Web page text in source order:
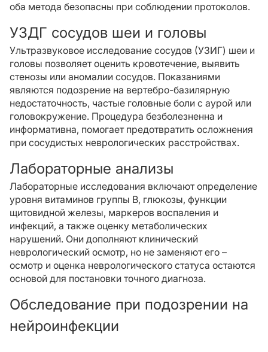
оба метода безопасны при соблюдении протоколов.
УЗДГ сосудов шеи и головы
Ультразвуковое исследование сосудов (УЗИГ) шеи и
головы позволяет оценить кровотечение, выявить
стенозы или аномалии сосудов. Показаниями
являются подозрение на вертебро-базилярную
недостаточность, частые головные боли с аурой или
головокружение. Процедура безболезненна и
информативна, помогает предотвратить осложнения
при сосудистых неврологических расстройствах.
Лабораторные анализы
Лабораторные исследования включают определение
уровня витаминов группы B, глюкозы, функции
щитовидной железы, маркеров воспаления и
инфекций, а также оценку метаболических
нарушений. Они дополняют клинический
неврологический осмотр, но не заменяют его –
осмотр и оценка неврологического статуса остаются
основой для постановки точного диагноза.
Обследование при подозрении на
нейроинфекции